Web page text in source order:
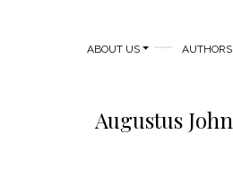
MAIN NAVIGATION
ABOUT US AUTHORS
Augustus John